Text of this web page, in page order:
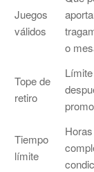
Juegos
válidos
o
Tope de
retiro
promo
Tiempo
límite